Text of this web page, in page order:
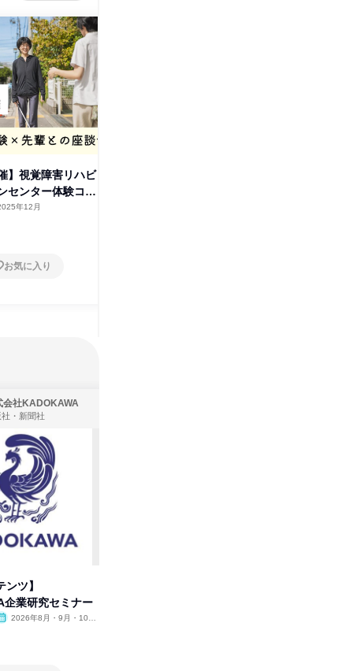
】視覚障害リハビ
センター体験コー
年12月
お気に入り
会社KADOKAWA
・新聞社
ンツ】
企業研究セミナー
2026年8月・9月・10